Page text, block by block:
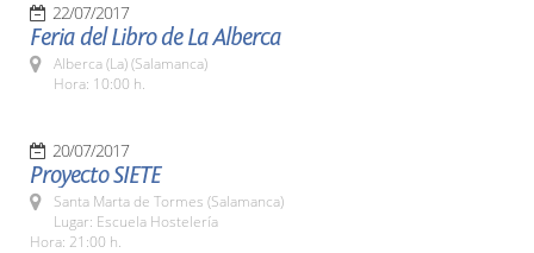
22/07/2017
Feria del Libro de La Alberca
Alberca (La) (Salamanca)
Hora: 10:00 h.
20/07/2017
Proyecto SIETE
Santa Marta de Tormes (Salamanca)
Lugar: Escuela Hostelería
Hora: 21:00 h.